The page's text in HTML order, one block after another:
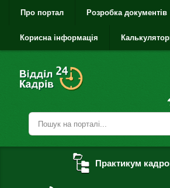
Про портал Розробка документів
Корисна інформація
Практикум